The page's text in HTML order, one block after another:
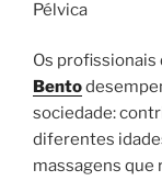
Pélvica
Os profissionais
Bento
sociedade:
diferentes
massagens que